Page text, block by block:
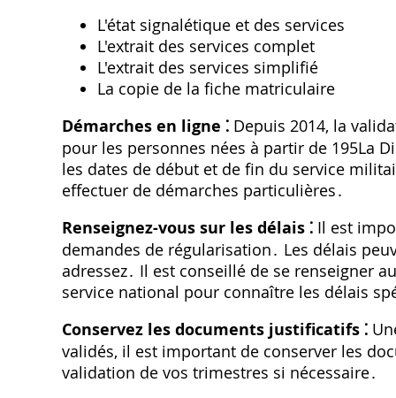
L'état signalétique et des services
L'extrait des services complet
L'extrait des services simplifié
La copie de la fiche matriculaire
Démarches en ligne ⁚ Depuis 2014, la
pour les personnes nées à partir de 195La
les dates de début et de fin du service
effectuer de démarches particulières․
Renseignez-vous sur les délais ⁚ Il est
demandes de régularisation․ Les délais
adressez․ Il est conseillé de se renseigner
service national pour connaître les délais
Conservez les documents justificatifs ⁚
validés, il est important de conserver les
validation de vos trimestres si nécessaire․